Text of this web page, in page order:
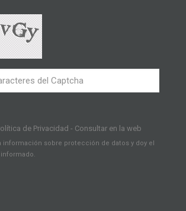
de Privacidad - Consultar en la web
la información sobre protección de datos y doy el